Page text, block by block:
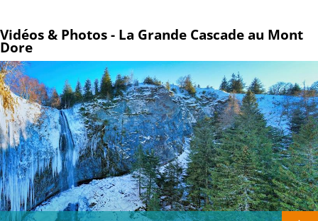
Vidéos & Photos - La Grande Cascade au Mont
Dore